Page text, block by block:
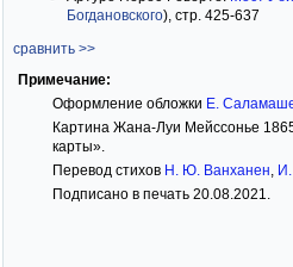
Богдановского), стр. 425-637
сравнить >>
Примечание:
Оформление обложки Е.
Картина Жана-Луи Мейссонье
карты».
Перевод стихов Н. Ю. Ванханен
Подписано в печать 20.08.2021.